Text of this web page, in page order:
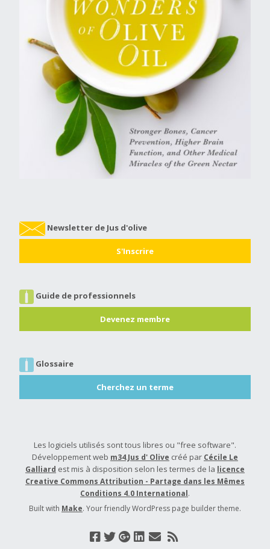
Newsletter de Jus d'olive
S'Inscrire
Guide de professionnels
Devenez membre
Glossaire
Cherchez un terme
Les logiciels utilisés sont tous libres ou "free software".
Développement web m34.Jus d' Olive créé par Cécile Le
Galliard est mis à disposition selon les termes de la licence
Creative Commons Attribution - Partage dans les Mêmes
Conditions 4.0 International.
Built with Make. Your friendly WordPress page builder theme.